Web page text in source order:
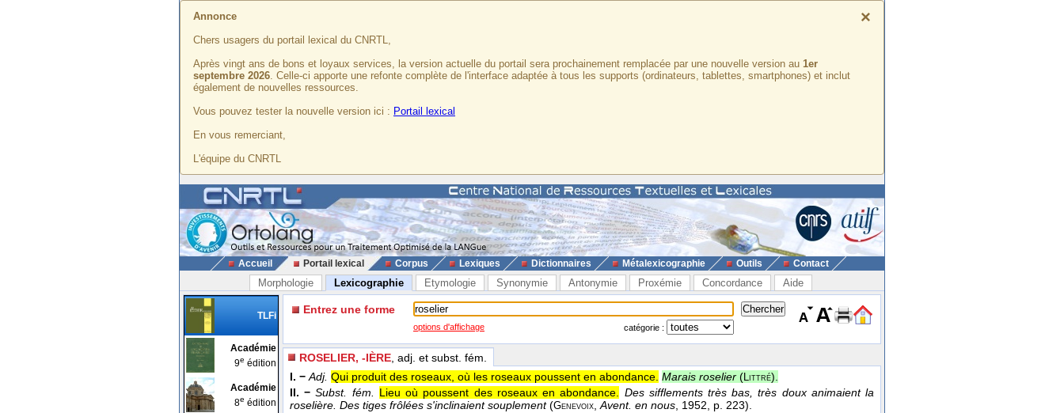
×
Annonce
Chers usagers du portail lexical du CNRTL,
Après vingt ans de bons et loyaux services, la version actuelle du portail sera prochainement remplacée par une nouvelle version au 1er
septembre 2026. Celle-ci apporte une refonte complète de l'interface adaptée à tous les supports (ordinateurs, tablettes, smartphones) et inclut
également de nouvelles ressources.
Vous pouvez tester la nouvelle version ici : Portail lexical
En vous remerciant,
L'équipe du CNRTL
Accueil Portail lexical Corpus Lexiques Dictionnaires Métalexicographie Outils Contact
Morphologie Lexicographie Etymologie Synonymie Antonymie Proxémie Concordance Aide
TLFi
Académie
9e édition
Académie
8e édition
Entrez une forme
options d'affichage catégorie :
ROSELIER, -IÈRE , adj. et subst. fém.
I. − Adj. Qui produit des roseaux, où les roseaux poussent en abondance. Marais roselier (Littré).
II. − Subst. fém. Lieu où poussent des roseaux en abondance. Des sifflements très bas, très doux animaient la
roselière. Des tiges frôlées s'inclinaient souplement(Genevoix,Avent. en nous, 1952, p. 223).